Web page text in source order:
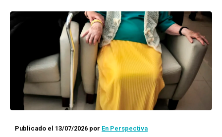
Publicado el 13/07/2026 por En Perspectiva